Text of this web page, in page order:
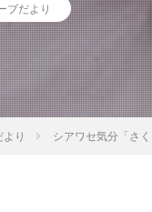
ブだより
り シアワセ気分「さく